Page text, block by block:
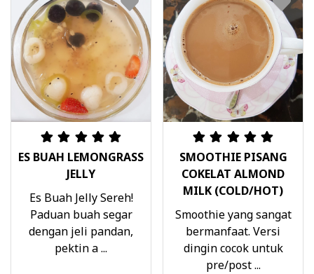
ES BUAH LEMONGRASS
JELLY
Es Buah Jelly Sereh!
Paduan buah segar
dengan jeli pandan,
pektin a ...
SMOOTHIE PISANG
COKELAT ALMOND
MILK (COLD/HOT)
Smoothie yang sangat
bermanfaat. Versi
dingin cocok untuk
pre/post ...